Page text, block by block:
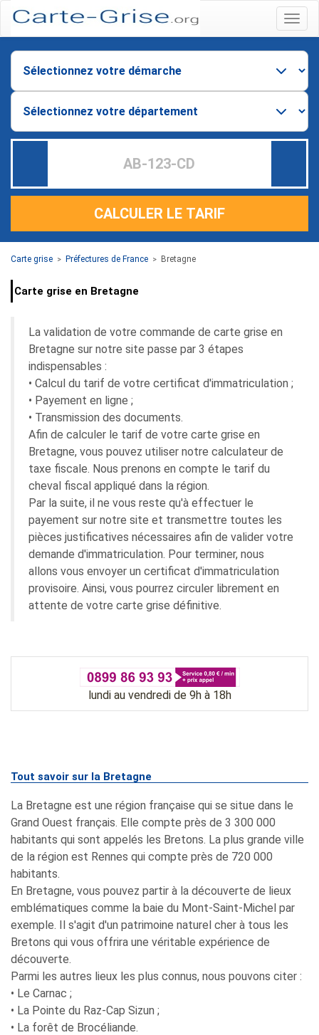
Menu
CALCULER LE TARIF
Carte grise > Préfectures de France > Bretagne
Carte grise en Bretagne
La validation de votre commande de carte grise en
Bretagne sur notre site passe par 3 étapes
indispensables :
• Calcul du tarif de votre certificat d'immatriculation ;
• Payement en ligne ;
• Transmission des documents.
Afin de calculer le tarif de votre carte grise en
Bretagne, vous pouvez utiliser notre calculateur de
taxe fiscale. Nous prenons en compte le tarif du
cheval fiscal appliqué dans la région.
Par la suite, il ne vous reste qu'à effectuer le
payement sur notre site et transmettre toutes les
pièces justificatives nécessaires afin de valider votre
demande d'immatriculation. Pour terminer, nous
allons vous envoyer un certificat d'immatriculation
provisoire. Ainsi, vous pourrez circuler librement en
attente de votre carte grise définitive.
lundi au vendredi de 9h à 18h
Tout savoir sur la Bretagne
La Bretagne est une région française qui se situe dans le
Grand Ouest français. Elle compte près de 3 300 000
habitants qui sont appelés les Bretons. La plus grande ville
de la région est Rennes qui compte près de 720 000
habitants.
En Bretagne, vous pouvez partir à la découverte de lieux
emblématiques comme la baie du Mont-Saint-Michel par
exemple. Il s'agit d'un patrimoine naturel cher à tous les
Bretons qui vous offrira une véritable expérience de
découverte.
Parmi les autres lieux les plus connus, nous pouvons citer :
• Le Carnac ;
• La Pointe du Raz-Cap Sizun ;
• La forêt de Brocéliande.